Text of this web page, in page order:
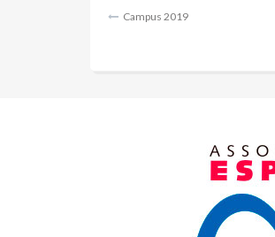
Navegación
entradas
Campus 2019